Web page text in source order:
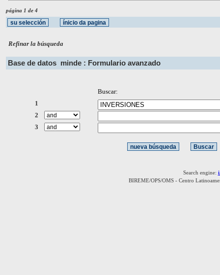
página 1 de 4
Refinar la búsqueda
Base de datos minde : Formulario avanzado
Buscar:
1
2
3
Search engine:
BIREME/OPS/OMS - Centro